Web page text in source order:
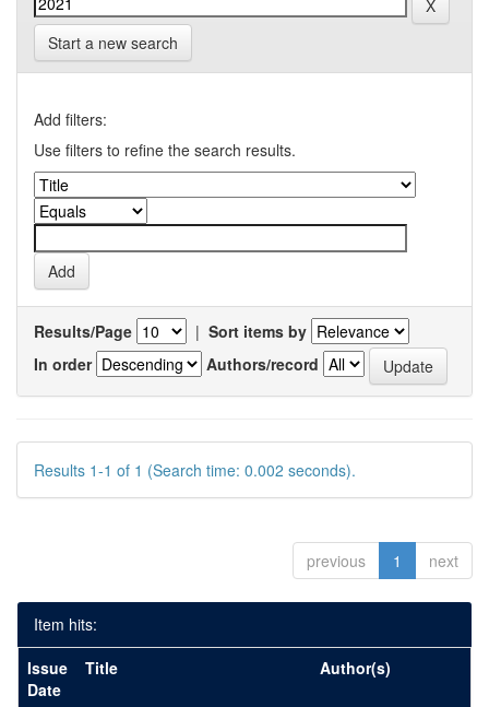
Start a new search
Add filters:
Use filters to refine the search results.
Results/Page | Sort items by
In order
Authors/record
Results 1-1 of 1 (Search time: 0.002 seconds).
previous 1 next
Item hits:
Issue
Date
Title Author(s)